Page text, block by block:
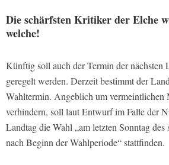
Die schärfsten Kritiker der Elche
welche!
Künftig soll auch der Termin der nächsten
geregelt werden. Derzeit bestimmt der
Wahltermin. Angeblich um vermeintlichen
verhindern, soll laut Entwurf im Falle der
Landtag die Wahl „am letzten Sonntag des
nach Beginn der Wahlperiode“ stattfinden.